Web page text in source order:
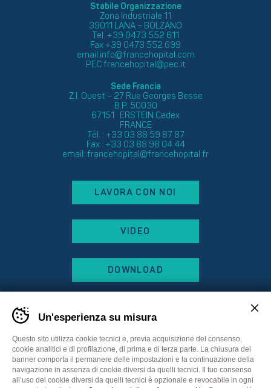
Stabile Organizzazione
Zona Industriale 11
39011 LANA – BOLZANO
Tel. +39 0473 552 611
Fax +39 0473 552 699
email info@francehopital.com
PECfrancehopital@pec.it
Sede Francia
Z.I. Ouest – 27 Rue Georges Besse
B.P. 50030
67151 ERSTEIN Cedex
FRANCE
Tél. : +33 03 88 59 87 87
Fax : +33 03 88 98 04 44
email: francehopital@francehopital.fr
LAVORA CON NOI
VIDEO
DOWNLOAD
Un'esperienza su misura
Questo sito utilizza cookie tecnici e, previa acquisizione del consenso,
cookie analitici e di profilazione, di prima e di terza parte. La chiusura del
banner comporta il permanere delle impostazioni e la continuazione della
navigazione in assenza di cookie diversi da quelli tecnici. Il tuo consenso
all’uso dei cookie diversi da quelli tecnici è opzionale e revocabile in ogni